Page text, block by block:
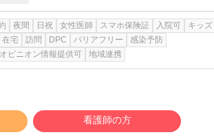
夜間 日祝 女性医師 スマホ保険証 入院可 キッズ
在宅 訪問 DPC バリアフリー
感染予防
ピニオン情報提供可 地域連携
看護師の方